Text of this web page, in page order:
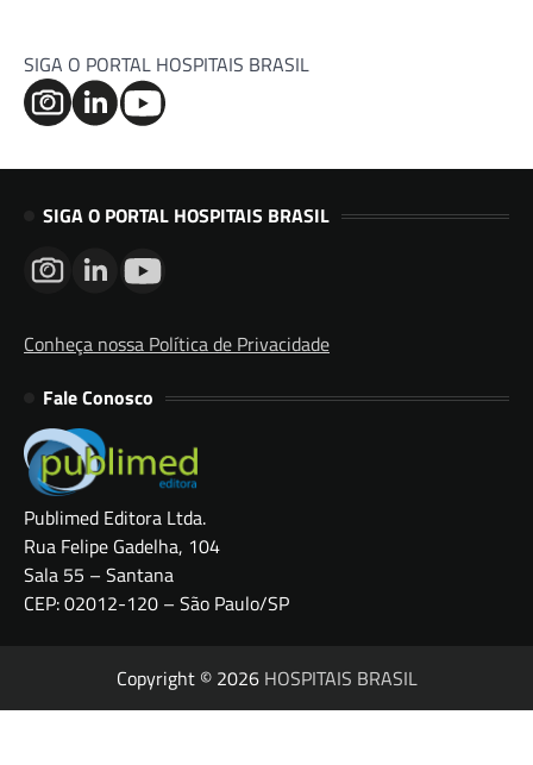
SIGA O PORTAL HOSPITAIS BRASIL
SIGA O PORTAL HOSPITAIS BRASIL
Conheça nossa Política de Privacidade
Fale Conosco
Publimed Editora Ltda.
Rua Felipe Gadelha, 104
Sala 55 – Santana
CEP: 02012-120 – São Paulo/SP
Copyright © 2026 HOSPITAIS BRASIL